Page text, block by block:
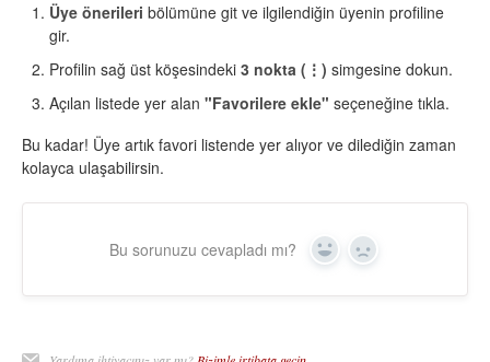
İletişim
Üye önerileri bölümüne git ve ilgilendiğin üyenin profiline
gir.
Profilin sağ üst köşesindeki 3 nokta (⋮) simgesine dokun.
Açılan listede yer alan "Favorilere ekle" seçeneğine tıkla.
Bu kadar! Üye artık favori listende yer alıyor ve dilediğin zaman
kolayca ulaşabilirsin.
Bu sorunuzu cevapladı mı? Yes No